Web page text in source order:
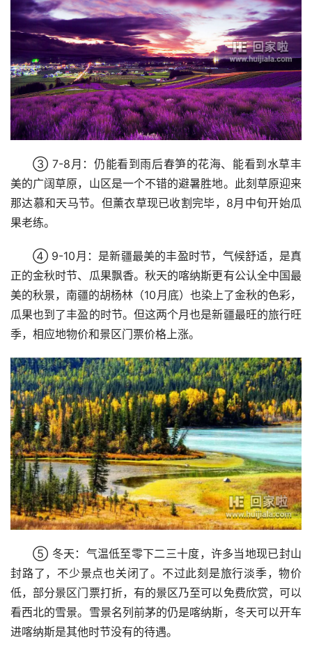
③ 7-8月：仍能看到雨后春笋的花海、能看到水草丰
美的广阔草原，山区是一个不错的避暑胜地。此刻草原迎来
那达慕和天马节。但薰衣草现已收割完毕，8月中旬开始瓜
果老练。
④ 9-10月：是新疆最美的丰盈时节，气候舒适，是真
正的金秋时节、瓜果飘香。秋天的喀纳斯更有公认全中国最
美的秋景，南疆的胡杨林（10月底）也染上了金秋的色彩，
瓜果也到了丰盈的时节。但这两个月也是新疆最旺的旅行旺
季，相应地物价和景区门票价格上涨。
⑤ 冬天：气温低至零下二三十度，许多当地现已封山
封路了，不少景点也关闭了。不过此刻是旅行淡季，物价
低，部分景区门票打折，有的景区乃至可以免费欣赏，可以
看西北的雪景。雪景名列前茅的仍是喀纳斯，冬天可以开车
进喀纳斯是其他时节没有的待遇。